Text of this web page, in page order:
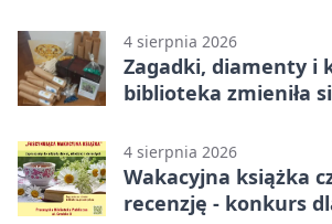
4 sierpnia 2026
Zagadki, diamenty i
biblioteka zmieniła
4 sierpnia 2026
Wakacyjna książka
recenzję - konkurs